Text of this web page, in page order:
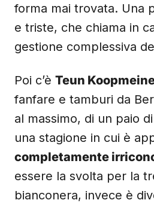
forma mai trovata. Una
e triste, che chiama in
gestione complessiva
Poi c’è Teun
fanfare e tamburi da
al massimo, di un paio
una stagione in cui è
completamente
essere la svolta per la
bianconera, invece è